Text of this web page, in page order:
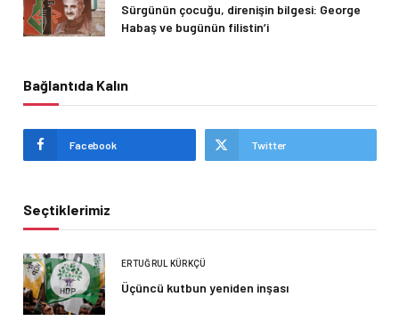
Sürgünün çocuğu, direnişin bilgesi: George
Habaş ve bugünün filistin’i
Bağlantıda Kalın
Facebook Twitter
Seçtiklerimiz
ERTUĞRUL KÜRKÇÜ
Üçüncü kutbun yeniden inşası